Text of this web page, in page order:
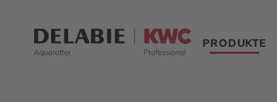
PRODUKTE